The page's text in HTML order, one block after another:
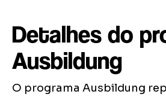
Detalhes do
Ausbildung
O programa Ausbildung